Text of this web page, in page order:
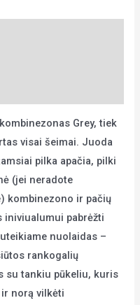
Grey, tiek
visai šeimai. Juoda
pilka apačia, pilki
(jei neradote
kombinezono ir pačių
iniviualumui pabrėžti
nuolaidas –
rankogalių
su tankiu pūkeliu, kuris
norą vilkėti